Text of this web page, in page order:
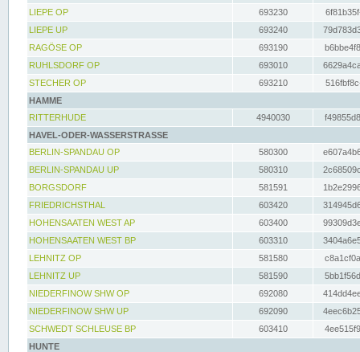
LIEPE OP
693230
LIEPE UP
693240
RAGÖSE OP
693190
RUHLSDORF OP
693010
STECHER OP
693210
HAMME
RITTERHUDE
4940030
HAVEL-ODER-WASSERSTRASSE
BERLIN-SPANDAU OP
580300
BERLIN-SPANDAU UP
580310
BORGSDORF
581591
FRIEDRICHSTHAL
603420
HOHENSAATEN WEST AP
603400
HOHENSAATEN WEST BP
603310
LEHNITZ OP
581580
LEHNITZ UP
581590
NIEDERFINOW SHW OP
692080
NIEDERFINOW SHW UP
692090
SCHWEDT SCHLEUSE BP
603410
HUNTE